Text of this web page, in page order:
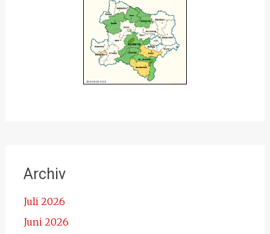
Archiv
Juli 2026
Juni 2026